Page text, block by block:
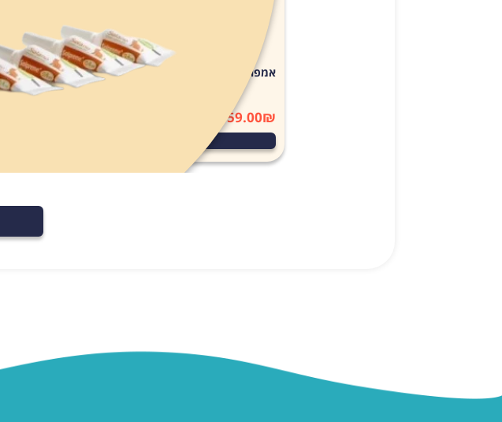
אמפולות סולפרם לחתול (Solpreme Cat) מידהL
₪
159.00